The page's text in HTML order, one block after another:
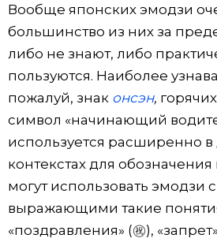
Вообще японских эмодзи
большинство из них за
либо не знают, либо
пользуются. Наиболее
пожалуй, знак онсэн,
символ «начинающий
используется расширенно в
контекстах для
могут использовать эмодзи
выражающими такие
«поздравления» (㊗️),